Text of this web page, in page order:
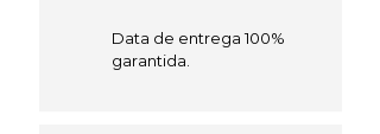
Data de entrega 100%
garantida.